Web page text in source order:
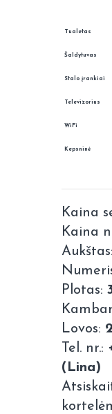
Tualetas
Šaldytuvas
Stalo įrankiai
Televizorius
WiFi
Kepsninė
Kaina
Kaina
Aukštas:
Plotas:
Lovos:
Tel. nr.:
(Lina)